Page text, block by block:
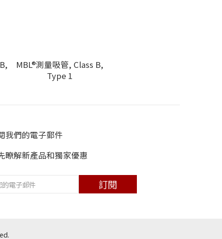
MBL®測量吸管, Class B,
Type 1
我們的電子郵件
瞭解新產品和獨家優惠
訂閱